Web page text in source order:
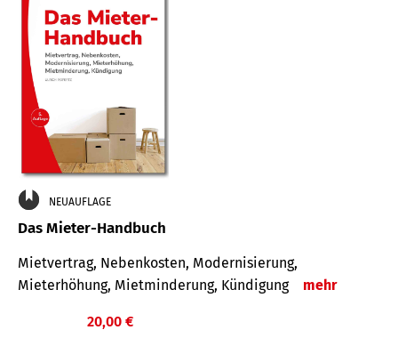
NEUAUFLAGE
Das Mieter-Handbuch
Mietvertrag, Nebenkosten, Modernisierung,
Mieterhöhung, Mietminderung, Kündigung
mehr
20,00 €